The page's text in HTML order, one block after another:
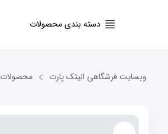
دسته بندی محصولات
وبسایت فرشگاهی الیتک پارت محصولات